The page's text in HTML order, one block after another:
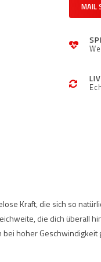
MAIL
Kraft, die sich so
die dich überall
hoher